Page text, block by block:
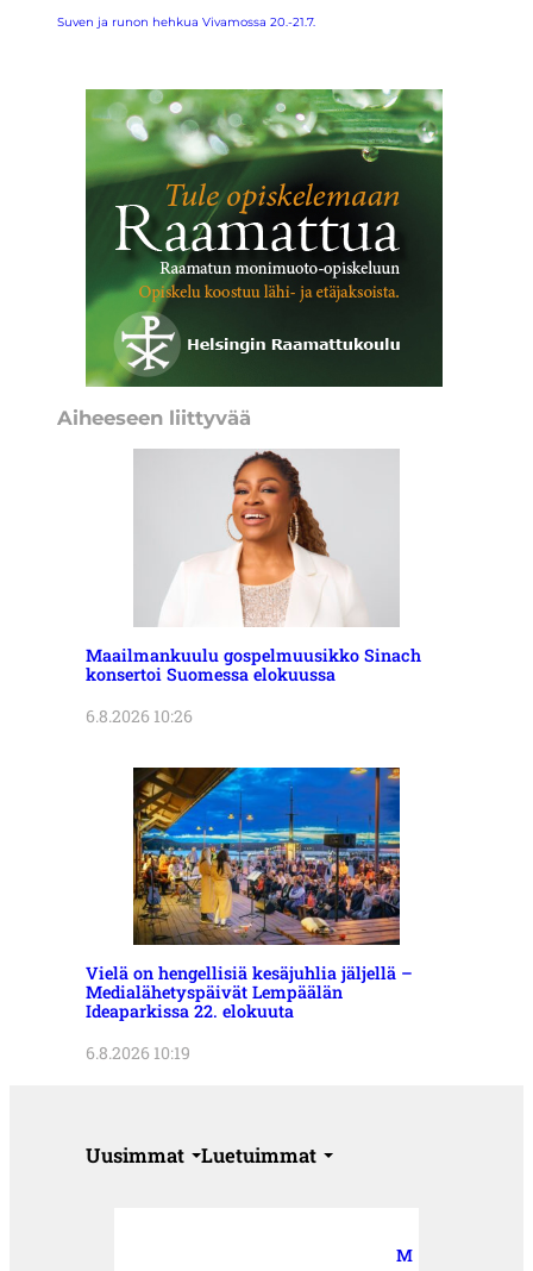
Suven ja runon hehkua Vivamossa 20.-21.7.
Aiheeseen liittyvää
Maailmankuulu gospelmuusikko Sinach
konsertoi Suomessa elokuussa
6.8.2026 10:26
Vielä on hengellisiä kesäjuhlia jäljellä –
Medialähetyspäivät Lempäälän
Ideaparkissa 22. elokuuta
6.8.2026 10:19
Uusimmat Luetuimmat
M